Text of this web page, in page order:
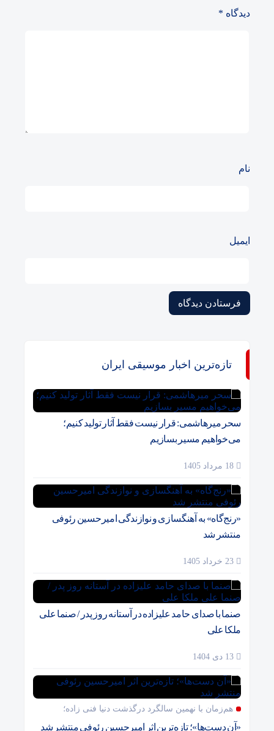
دیدگاه *
نام
ایمیل
تازه‌ترین اخبار موسیقی ایران
سحر میرهاشمی: قرار نیست فقط آثار تولید کنیم؛
می‌خواهیم مسیر بسازیم
«رنج‌گاه» به آهنگسازی و نوازندگی امیرحسین رئوفی
منتشر شد
صنما با صدای حامد علیزاده در آستانه روز پدر / صنما علی
ملکا علی
هم‌زمان با نهمین سالگرد درگذشت دنیا فنی زاده؛
«آن دست‌ها»؛ تازه‌ترین اثر امیرحسین رئوفی منتشر شد